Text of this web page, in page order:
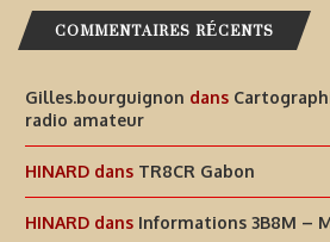
MÄRKET REEF
COMMENTAIRES RÉCENTS
Gilles.bourguignon dans
radio amateur
HINARD dans TR8CR Gabon
HINARD dans Informations 3B8M –